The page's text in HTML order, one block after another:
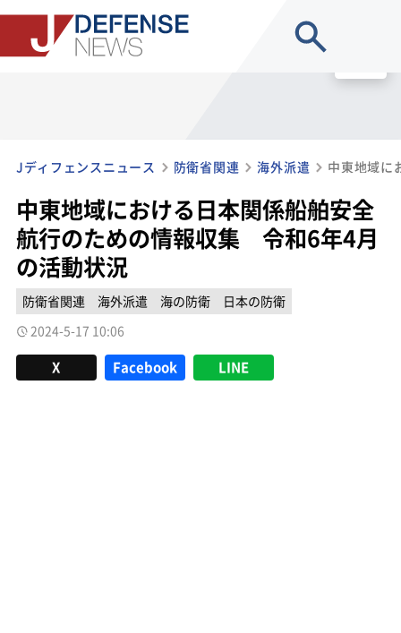
Jディフェンスニュース 防衛省関連 海外派遣
中東地域における日本関係船舶安全
航行のための情報収集 令和6年4月
の活動状況
防衛省関連 海外派遣 海の防衛
日本の防衛
2024-5-17 10:06
X Facebook LINE